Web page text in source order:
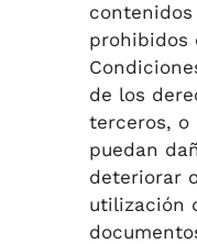
prohibidos
de los
terceros, o
puedan
deteriorar
utilización